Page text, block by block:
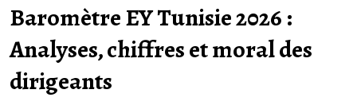
Baromètre EY Tunisie 2026 :
Analyses, chiffres et moral des
dirigeants